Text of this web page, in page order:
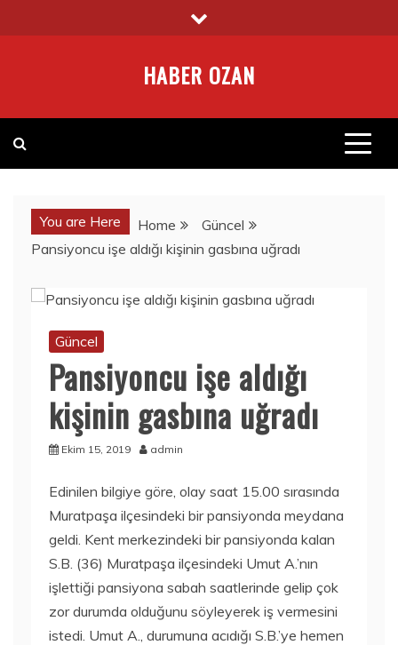
to
HABER OZAN
You are Here Home
Güncel
Pansiyoncu işe aldığı kişinin gasbına uğradı
Güncel
Pansiyoncu işe aldığı
kişinin gasbına uğradı
Ekim 15, 2019 admin
Edinilen bilgiye göre, olay saat 15.00 sırasında
Muratpaşa ilçesindeki bir pansiyonda meydana
geldi. Kent merkezindeki bir pansiyonda kalan
S.B. (36) Muratpaşa ilçesindeki Umut A.’nın
işlettiği pansiyona sabah saatlerinde gelip çok
zor durumda olduğunu söyleyerek iş vermesini
istedi. Umut A., durumuna acıdığı S.B.’ye hemen